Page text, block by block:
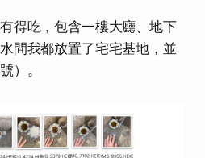
得吃，包含一樓大廳、地下
間我都放置了宅宅基地，並
）。